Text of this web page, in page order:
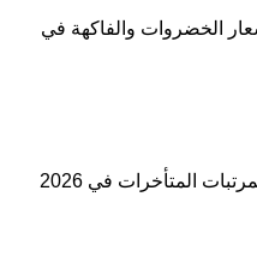
الخضروات والفاكهة في
المتأخرات في 2026